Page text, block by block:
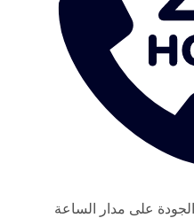
على مدار الساعة